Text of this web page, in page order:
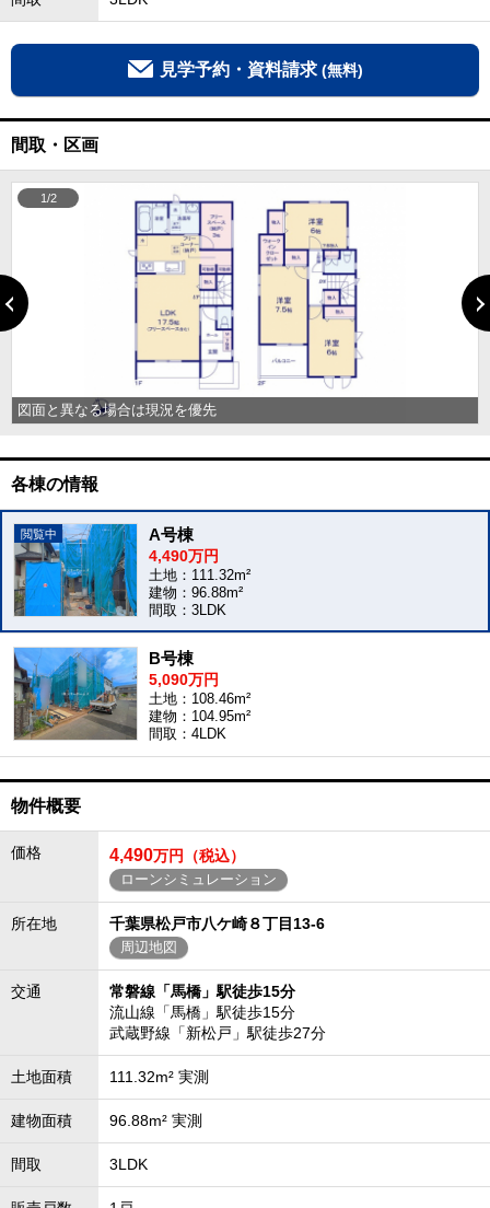
見学予約・資料請求 (無料)
間取・区画
図面と異なる場合は現況を優先
1/2
各棟の情報
A号棟
4,490万円
土地：111.32m²
建物：96.88m²
間取：3LDK
B号棟
5,090万円
土地：108.46m²
建物：104.95m²
間取：4LDK
物件概要
価格 4,490万円（税込）
ローンシミュレーション
所在地 千葉県松戸市八ケ崎８丁目13-6
周辺地図
交通
常磐線「馬橋」駅徒歩15分
流山線「馬橋」駅徒歩15分
武蔵野線「新松戸」駅徒歩27分
土地面積 111.32m² 実測
建物面積 96.88m² 実測
間取 3LDK